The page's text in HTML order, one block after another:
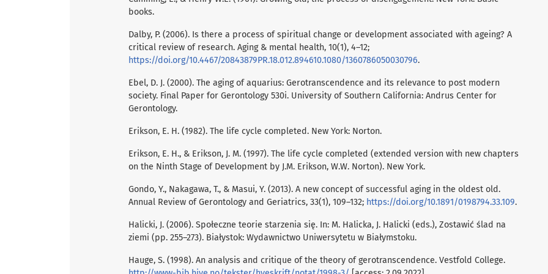
books.
Dalby, P. (2006). Is there a process of spiritual change or development associated with ageing? A
critical review of research. Aging & mental health, 10(1), 4–12;
https://doi.org/10.4467/20843879PR.18.012.894610.1080/1360786050030796.
Ebel, D. J. (2000). The aging of aquarius: Gerotranscendence and its relevance to post modern
society. Final Paper for Gerontology 530i. University of Southern California: Andrus Center for
Gerontology.
Erikson, E. H. (1982). The life cycle completed. New York: Norton.
Erikson, E. H., & Erikson, J. M. (1997). The life cycle completed (extended version with new chapters
on the Ninth Stage of Development by J.M. Erikson, W.W. Norton). New York.
Gondo, Y., Nakagawa, T., & Masui, Y. (2013). A new concept of successful aging in the oldest old.
Annual Review of Gerontology and Geriatrics, 33(1), 109–132; https://doi.org/10.1891/0198794.33.109.
Halicki, J. (2006). Społeczne teorie starzenia się. In: M. Halicka, J. Halicki (eds.), Zostawić ślad na
ziemi (pp. 255–273). Białystok: Wydawnictwo Uniwersytetu w Białymstoku.
Hauge, S. (1998). An analysis and critique of the theory of gerotranscendence. Vestfold College.